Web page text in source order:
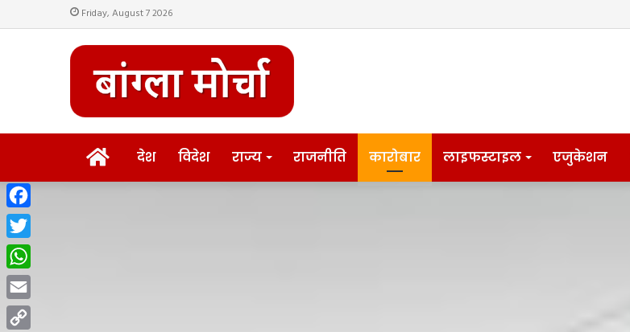
Friday, August 7 2026
HOMEदेश विदेश राज्य राजनीति कारोबार लाइफस्टाइल एजुकेशन
Facebook
Twitter
WhatsApp
Email